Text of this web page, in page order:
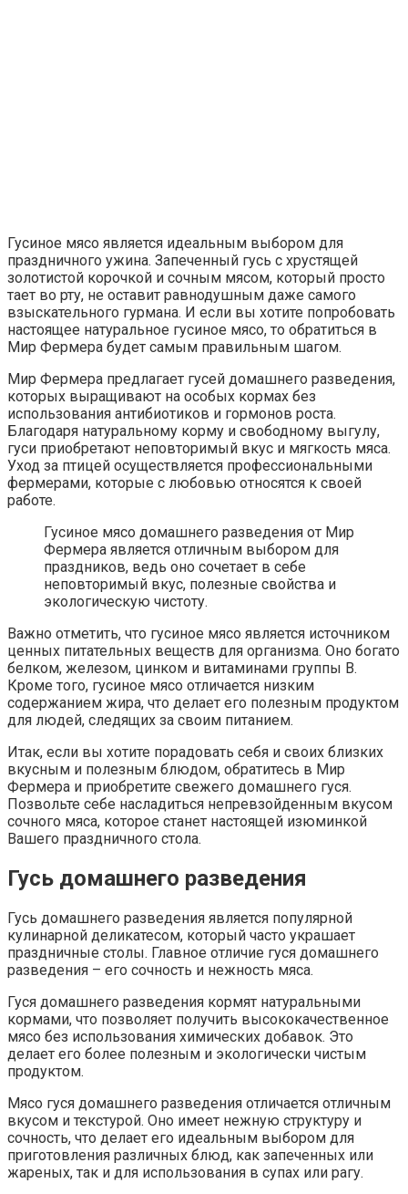
Гусиное мясо является идеальным выбором для
праздничного ужина. Запеченный гусь с хрустящей
золотистой корочкой и сочным мясом, который просто
тает во рту, не оставит равнодушным даже самого
взыскательного гурмана. И если вы хотите попробовать
настоящее натуральное гусиное мясо, то обратиться в
Мир Фермера будет самым правильным шагом.
Мир Фермера предлагает гусей домашнего разведения,
которых выращивают на особых кормах без
использования антибиотиков и гормонов роста.
Благодаря натуральному корму и свободному выгулу,
гуси приобретают неповторимый вкус и мягкость мяса.
Уход за птицей осуществляется профессиональными
фермерами, которые с любовью относятся к своей
работе.
Гусиное мясо домашнего разведения от Мир
Фермера является отличным выбором для
праздников, ведь оно сочетает в себе
неповторимый вкус, полезные свойства и
экологическую чистоту.
Важно отметить, что гусиное мясо является источником
ценных питательных веществ для организма. Оно богато
белком, железом, цинком и витаминами группы В.
Кроме того, гусиное мясо отличается низким
содержанием жира, что делает его полезным продуктом
для людей, следящих за своим питанием.
Итак, если вы хотите порадовать себя и своих близких
вкусным и полезным блюдом, обратитесь в Мир
Фермера и приобретите свежего домашнего гуся.
Позвольте себе насладиться непревзойденным вкусом
сочного мяса, которое станет настоящей изюминкой
Вашего праздничного стола.
Гусь домашнего разведения
Гусь домашнего разведения является популярной
кулинарной деликатесом, который часто украшает
праздничные столы. Главное отличие гуся домашнего
разведения – его сочность и нежность мяса.
Гуся домашнего разведения кормят натуральными
кормами, что позволяет получить высококачественное
мясо без использования химических добавок. Это
делает его более полезным и экологически чистым
продуктом.
Мясо гуся домашнего разведения отличается отличным
вкусом и текстурой. Оно имеет нежную структуру и
сочность, что делает его идеальным выбором для
приготовления различных блюд, как запеченных или
жареных, так и для использования в супах или рагу.